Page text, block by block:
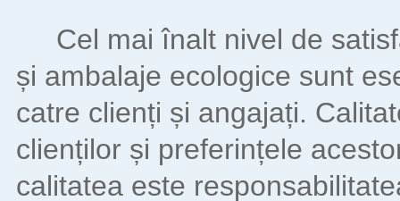
Cel mai înalt nivel de
și ambalaje ecologice sunt
catre clienți și angajați.
clienților și preferințele
calitatea este